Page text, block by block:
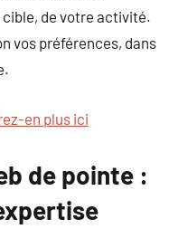
de votre activité.
vos préférences, dans
en plus ici
de pointe :